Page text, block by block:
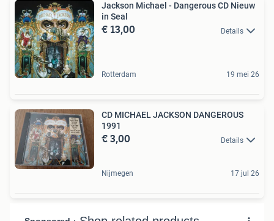
Jackson Michael - Dangerous CD Nieuw
in Seal
€ 13,00 Details
Rotterdam 19 mei 26
CD MICHAEL JACKSON DANGEROUS
1991
€ 3,00 Details
Nijmegen 17 jul 26